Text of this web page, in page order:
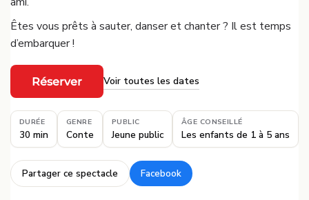
Êtes vous prêts à sauter, danser et chanter ? Il est temps
d’embarquer !
Réserver
·
Voir toutes les dates
DURÉE
30 min
GENRE
Conte
PUBLIC
Jeune public
ÂGE CONSEILLÉ
Les enfants de 1 à 5 ans
Partager ce spectacle
·
Facebook